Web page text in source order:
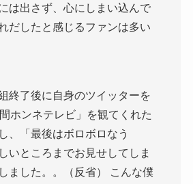
は出さず、心にしまい込んで
だしたと感じるファンは多い
終了後に自身のツイッターを
ホンネテレビ」を観てくれた
、「最後はボロボロなう
いところまでお見せしてしま
ました。。（反省） こんな僕